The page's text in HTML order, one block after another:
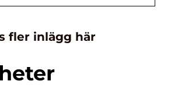
fler inlägg här